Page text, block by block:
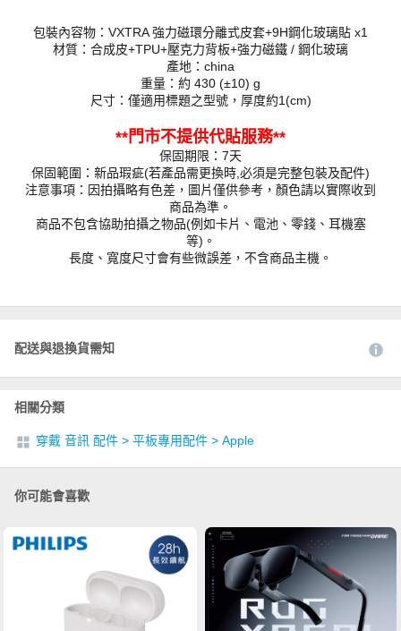
包裝內容物：VXTRA 強力磁環分離式皮套+9H鋼化玻璃貼 x1
材質：合成皮+TPU+壓克力背板+強力磁鐵 / 鋼化玻璃
產地：china
重量：約 430 (±10) g
尺寸：僅適用標題之型號，厚度約1(cm)
**門市不提供代貼服務**
保固期限：7天
保固範圍：新品瑕疵(若產品需更換時,必須是完整包裝及配件)
注意事項：因拍攝略有色差，圖片僅供參考，顏色請以實際收到
商品為準。
商品不包含協助拍攝之物品(例如卡片、電池、零錢、耳機塞
等)。
長度、寬度尺寸會有些微誤差，不含商品主機。
配送與退換貨需知
相關分類
穿戴 音訊 配件 > 平板專用配件 > Apple
你可能會喜歡